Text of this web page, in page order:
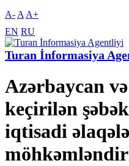
A- A A+
EN RU
Turan İnformasiya
Azərbaycan
keçirilən
iqtisadi